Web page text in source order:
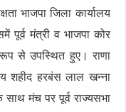
भाजपा जिला कार्यालय
पूर्व मंत्री व भाजपा कोर
से उपस्थित हुए। राणा
शहीद हरबंस लाल खन्ना
मंच पर पूर्व राज्यसभा